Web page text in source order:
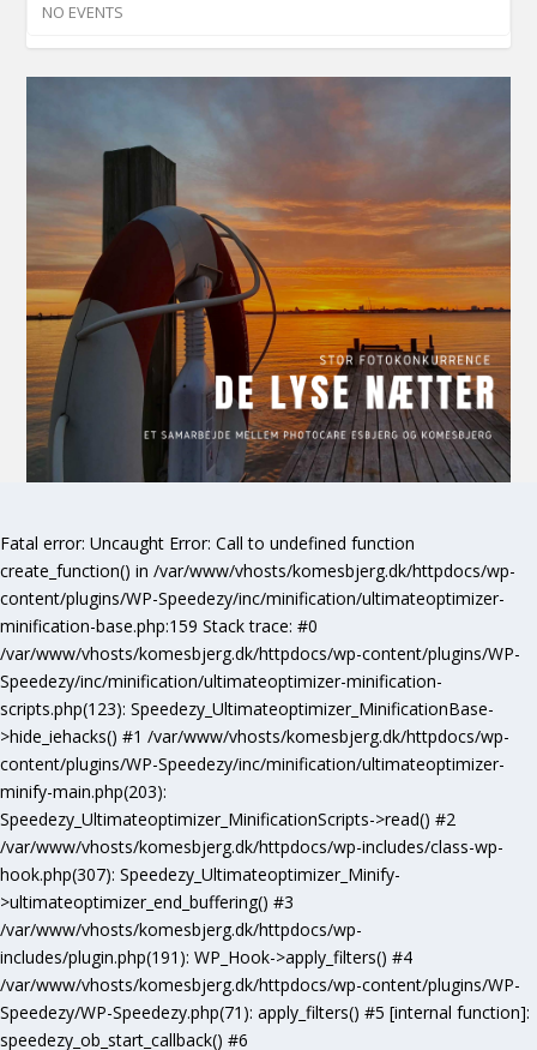
NO EVENTS
Fatal error: Uncaught Error: Call to undefined function
create_function() in /var/www/vhosts/komesbjerg.dk/httpdocs/wp-
content/plugins/WP-Speedezy/inc/minification/ultimateoptimizer-
minification-base.php:159 Stack trace: #0
/var/www/vhosts/komesbjerg.dk/httpdocs/wp-content/plugins/WP-
Speedezy/inc/minification/ultimateoptimizer-minification-
scripts.php(123): Speedezy_Ultimateoptimizer_MinificationBase-
>hide_iehacks() #1 /var/www/vhosts/komesbjerg.dk/httpdocs/wp-
content/plugins/WP-Speedezy/inc/minification/ultimateoptimizer-
minify-main.php(203):
Speedezy_Ultimateoptimizer_MinificationScripts->read() #2
/var/www/vhosts/komesbjerg.dk/httpdocs/wp-includes/class-wp-
hook.php(307): Speedezy_Ultimateoptimizer_Minify-
>ultimateoptimizer_end_buffering() #3
/var/www/vhosts/komesbjerg.dk/httpdocs/wp-
includes/plugin.php(191): WP_Hook->apply_filters() #4
/var/www/vhosts/komesbjerg.dk/httpdocs/wp-content/plugins/WP-
Speedezy/WP-Speedezy.php(71): apply_filters() #5 [internal function]:
speedezy_ob_start_callback() #6